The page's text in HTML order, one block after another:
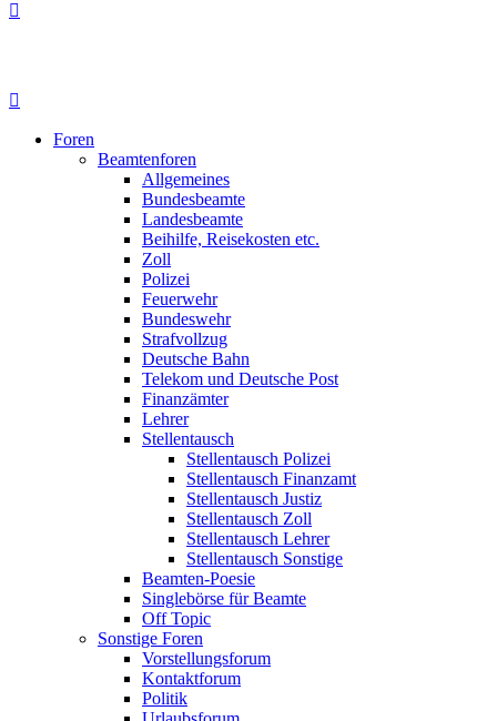
Foren
Beamtenforen
Allgemeines
Bundesbeamte
Landesbeamte
Beihilfe, Reisekosten etc.
Zoll
Polizei
Feuerwehr
Bundeswehr
Strafvollzug
Deutsche Bahn
Telekom und Deutsche Post
Finanzämter
Lehrer
Stellentausch
Stellentausch Polizei
Stellentausch Finanzamt
Stellentausch Justiz
Stellentausch Zoll
Stellentausch Lehrer
Stellentausch Sonstige
Beamten-Poesie
Singlebörse für Beamte
Off Topic
Sonstige Foren
Vorstellungsforum
Kontaktforum
Politik